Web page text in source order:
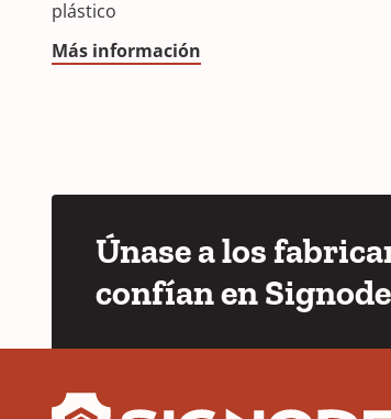
plástico
Más información
Únase a los
confían en